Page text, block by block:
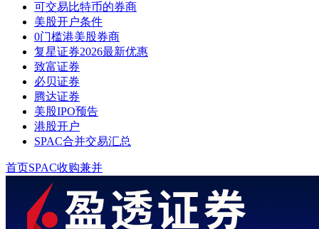
可交易比特币的券商
美股开户条件
0门槛港美股券商
复星证券2026最新优惠
致富证券
必贝证券
腾达证券
美股IPO预告
港股开户
SPAC合并交易汇总
首页SPAC收购兼并